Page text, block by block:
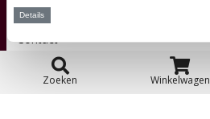
Zoeken Winkelwagen
Contact
Over ons
Details